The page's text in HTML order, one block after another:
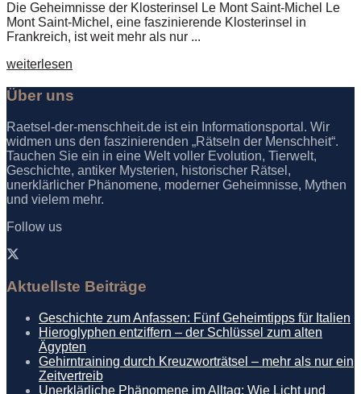
Die Geheimnisse der Klosterinsel Le Mont Saint-Michel Le
Mont Saint-Michel, eine faszinierende Klosterinsel in
Frankreich, ist weit mehr als nur ...
weiterlesen
Über uns
Raetsel-der-menschheit.de ist ein Informationsportal. Wir
widmen uns den faszinierenden „Rätseln der Menschheit“.
Tauchen Sie ein in eine Welt voller Evolution, Tierwelt,
Geschichte, antiker Mysterien, historischer Rätsel,
unerklärlicher Phänomene, moderner Geheimnisse, Mythen
und vielem mehr.
Follow us
Aktuellste Beiträge
Geschichte zum Anfassen: Fünf Geheimtipps für Italien
Hieroglyphen entziffern – der Schlüssel zum alten
Ägypten
Gehirntraining durch Kreuzworträtsel – mehr als nur ein
Zeitvertreib
Unerklärliche Phänomene im Alltag: Wie Licht und